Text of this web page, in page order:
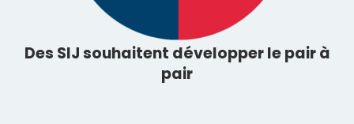
Des SIJ souhaitent développer lepair à
pair